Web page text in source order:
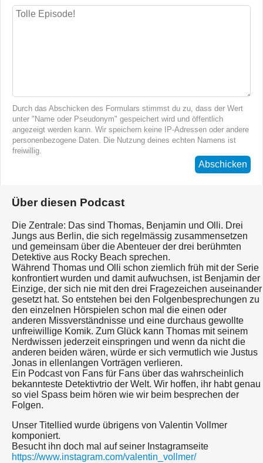
Durch das Abschicken des Formulars stimmst du zu, dass der Wert
unter "Name oder Pseudonym" gespeichert wird und öffentlich
angezeigt werden kann. Wir speichern keine IP-Adressen oder andere
personenbezogene Daten. Die Nutzung deines echten Namens ist
freiwillig.
Abschicken
Über diesen Podcast
Die Zentrale: Das sind Thomas, Benjamin und Olli. Drei
Jungs aus Berlin, die sich regelmässig zusammensetzen
und gemeinsam über die Abenteuer der drei berühmten
Detektive aus Rocky Beach sprechen.
Während Thomas und Olli schon ziemlich früh mit der Serie
konfrontiert wurden und damit aufwuchsen, ist Benjamin der
Einzige, der sich nie mit den drei Fragezeichen auseinander
gesetzt hat. So entstehen bei den Folgenbesprechungen zu
den einzelnen Hörspielen schon mal die einen oder
anderen Missverständnisse und eine durchaus gewollte
unfreiwillige Komik. Zum Glück kann Thomas mit seinem
Nerdwissen jederzeit einspringen und wenn da nicht die
anderen beiden wären, würde er sich vermutlich wie Justus
Jonas in ellenlangen Vorträgen verlieren.
Ein Podcast von Fans für Fans über das wahrscheinlich
bekannteste Detektivtrio der Welt. Wir hoffen, ihr habt genau
so viel Spass beim hören wie wir beim besprechen der
Folgen.
Unser Titellied wurde übrigens von Valentin Vollmer
komponiert.
Besucht ihn doch mal auf seiner Instagramseite
https://www.instagram.com/valentin_vollmer/